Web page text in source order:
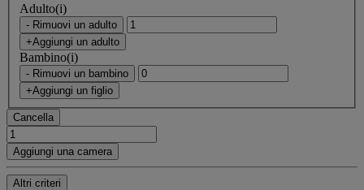
Adulto(i)
- Rimuovi un adulto
+Aggiungi un adulto
Bambino(i)
- Rimuovi un bambino
+Aggiungi un figlio
Cancella
Aggiungi una camera
Altri criteri